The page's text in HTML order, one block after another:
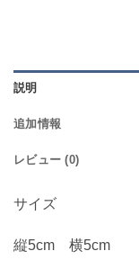
説明
追加情報
レビュー (0)
サイズ
縦5cm 横5cm